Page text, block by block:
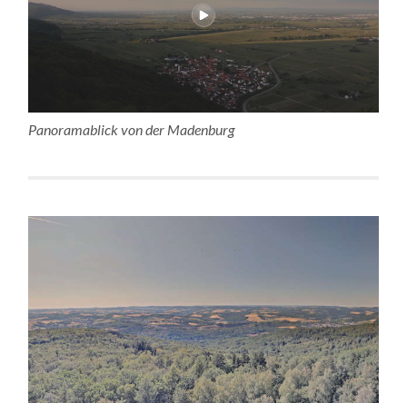
Panoramablick von der Madenburg